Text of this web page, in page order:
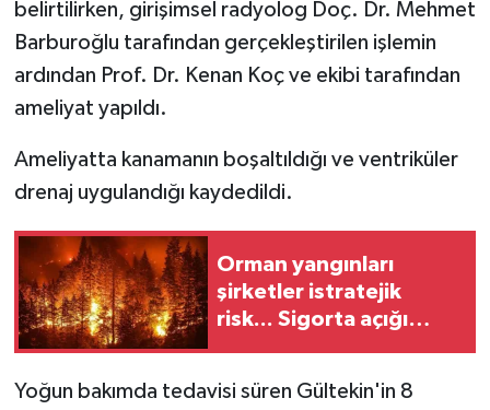
belirtilirken, girişimsel radyolog Doç. Dr. Mehmet
Barburoğlu tarafından gerçekleştirilen işlemin
ardından Prof. Dr. Kenan Koç ve ekibi tarafından
ameliyat yapıldı.
Ameliyatta kanamanın boşaltıldığı ve ventriküler
drenaj uygulandığı kaydedildi.
Orman yangınları
şirketler istratejik
risk... Sigorta açığı
Yoğun bakımda tedavisi süren Gültekin'in 8